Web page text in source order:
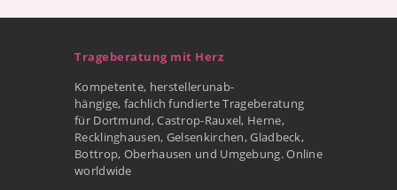
Trageberatung mit Herz
Kompetente, herstellerunab-
hängige, fachlich fundierte Trageberatung
für Dortmund, Castrop-Rauxel, Herne,
Recklinghausen, Gelsenkirchen, Gladbeck,
Bottrop, Oberhausen und Umgebung. Online
worldwide